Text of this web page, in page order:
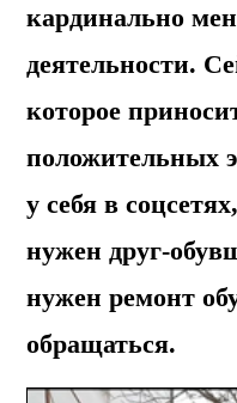
кардинально
деятельности.
которое
положительных
у себя в
нужен друг-
нужен ремонт
обращаться.